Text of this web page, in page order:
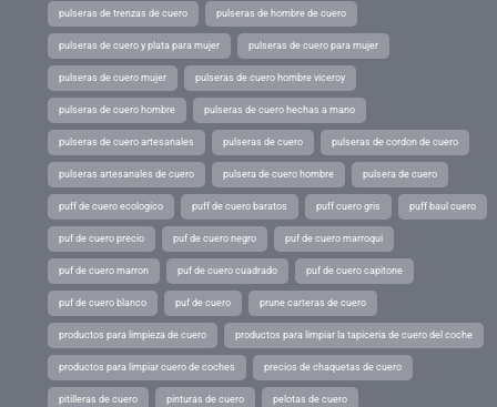
pulseras de trenzas de cuero pulseras de hombre de cuero
pulseras de cuero y plata para mujer pulseras de cuero para mujer
pulseras de cuero mujer pulseras de cuero hombre viceroy
pulseras de cuero hombre pulseras de cuero hechas a mano
pulseras de cuero artesanales pulseras de cuero pulseras de cordon de cuero
pulseras artesanales de cuero pulsera de cuero hombre pulsera de cuero
puff de cuero ecologico puff de cuero baratos puff cuero gris puff baul cuero
puf de cuero precio puf de cuero negro puf de cuero marroqui
puf de cuero marron puf de cuero cuadrado puf de cuero capitone
puf de cuero blanco puf de cuero prune carteras de cuero
productos para limpieza de cuero productos para limpiar la tapiceria de cuero del coche
productos para limpiar cuero de coches precios de chaquetas de cuero
pitilleras de cuero pinturas de cuero pelotas de cuero